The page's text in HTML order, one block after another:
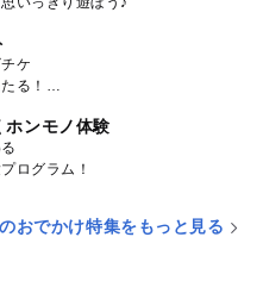
ケ
る！
ホンモノ体験
ログラム！
おでかけ特集をもっと見る